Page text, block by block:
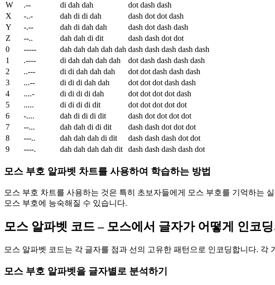
W
.-- di dah dah
dot dash dash
X
-..- dah di di dah
dash dot dot dash
Y
-.-- dah di dah dah
dash dot dash dash
Z
--.. dah dah di dit
dash dash dot dot
0
----- dah dah dah dah dah dash dash dash dash dash
1
.---- di dah dah dah dah
dot dash dash dash dash
2
..--- di di dah dah dah
dot dot dash dash dash
3
...-- di di di dah dah
dot dot dot dash dash
4
....- di di di di dah
dot dot dot dot dash
5
..... di di di di dit
dot dot dot dot dot
6
-.... dah di di di dit
dash dot dot dot dot
7
--... dah dah di di dit
dash dash dot dot dot
8
---.. dah dah dah di dit
dash dash dash dot dot
9
----. dah dah dah dah dit dash dash dash dash dot
모스 부호 알파벳 차트를 사용하여 학습하는 방법
모스 부호 차트를 사용하는 것은 특히 초보자들에게 모스 부호를 기억하는
모스 부호에 능숙해질 수 있습니다.
모스 알파벳 코드 – 모스에서 글자가 어떻게 인코
모스 알파벳 코드는 각 글자를 점과 선의 고유한 패턴으로 인코딩합니다.
모스 부호 알파벳을 글자별로 분석하기